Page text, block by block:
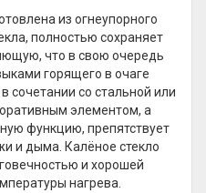
из огнеупорного
полностью сохраняет
что в свою очередь
горящего в очаге
сочетании со стальной или
элементом, а
функцию, препятствует
и дыма. Калёное стекло
и хорошей
нагрева.